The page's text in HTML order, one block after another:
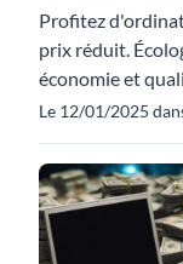
Profitez
prix réduit.
économie et
Le 12/01/2025